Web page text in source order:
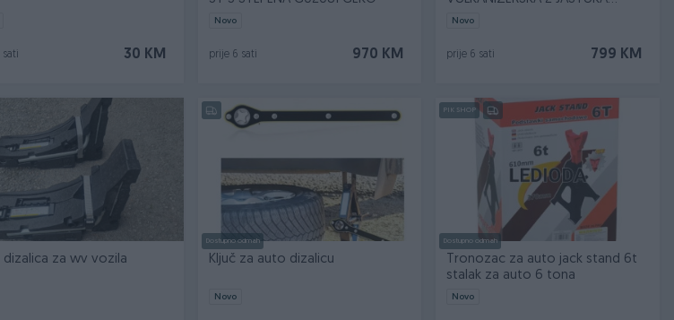
30 KM
sati
Novo
970 KM
prije 6 sati
TRA1812
Novo
799 KM
prije 6 sati
dizalica za wv vozila
Dostupno odmah
Ključ za auto dizalicu
Novo
PIK SHOP
Dostupno odmah
Tronozac za auto jack stand 6t
stalak za auto 6 tona
Novo